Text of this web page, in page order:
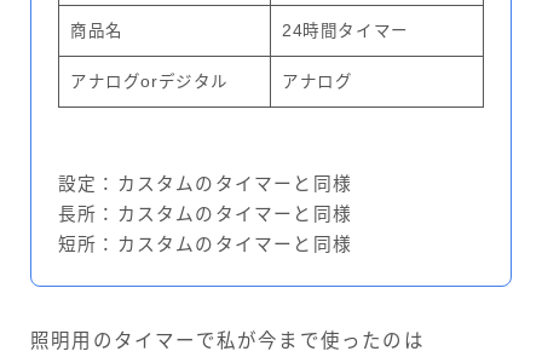
商品名 24時間タイマー
アナログorデジタル アナログ
設定：カスタムのタイマーと同様
長所：カスタムのタイマーと同様
短所：カスタムのタイマーと同様
照明用のタイマーで私が今まで使ったのは